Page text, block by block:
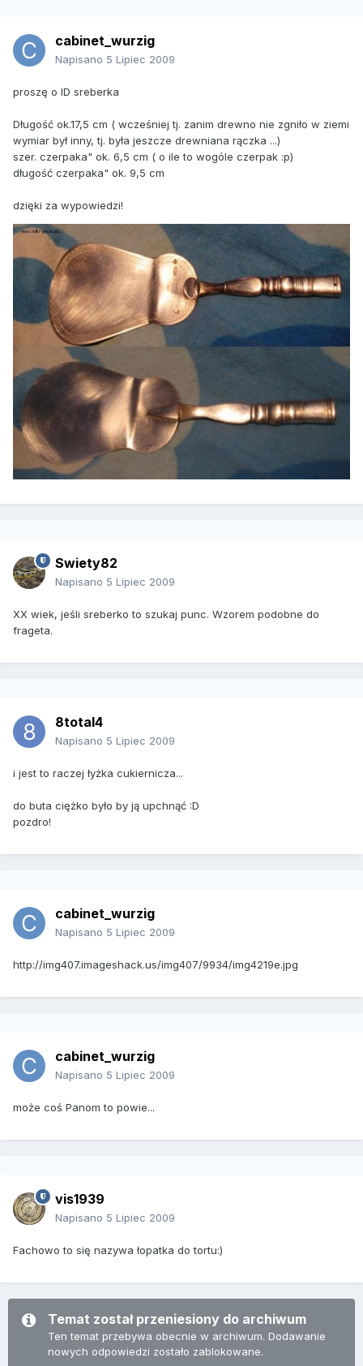
cabinet_wurzig
Napisano 5 Lipiec 2009
proszę o ID sreberka
Długość ok.17,5 cm ( wcześniej tj. zanim drewno nie zgniło w ziemi
wymiar był inny, tj. była jeszcze drewniana rączka ...)
szer. czerpaka" ok. 6,5 cm ( o ile to wogóle czerpak :p)
długość czerpaka" ok. 9,5 cm
dzięki za wypowiedzi!
Swiety82
Napisano 5 Lipiec 2009
XX wiek, jeśli sreberko to szukaj punc. Wzorem podobne do
frageta.
8total4
Napisano 5 Lipiec 2009
i jest to raczej łyżka cukiernicza...
do buta ciężko było by ją upchnąć :D
pozdro!
cabinet_wurzig
Napisano 5 Lipiec 2009
http://img407.imageshack.us/img407/9934/img4219e.jpg
cabinet_wurzig
Napisano 5 Lipiec 2009
może coś Panom to powie...
vis1939
Napisano 5 Lipiec 2009
Fachowo to się nazywa łopatka do tortu:)
Temat został przeniesiony do archiwum
Ten temat przebywa obecnie w archiwum. Dodawanie
nowych odpowiedzi zostało zablokowane.